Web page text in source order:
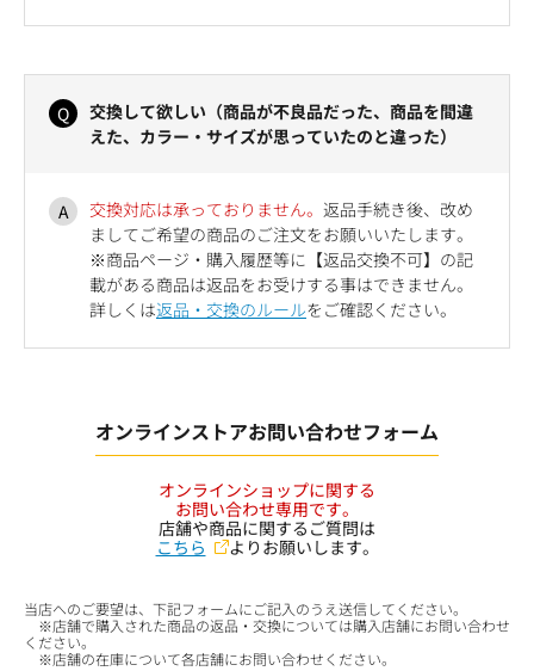
交換して欲しい（商品が不良品だった、商品を間違
えた、カラー・サイズが思っていたのと違った）
交換対応は承っておりません。 返品手続き後、改め
ましてご希望の商品のご注文をお願いいたします。
※商品ページ・購入履歴等に【返品交換不可】の記
載がある商品は返品をお受けする事はできません。
詳しくは返品・交換のルールをご確認ください。
オンラインストアお問い合わせフォーム
オンラインショップに関する
お問い合わせ専用です。
店舗や商品に関するご質問は
こちら
よりお願いします。
当店へのご要望は、下記フォームにご記入のうえ送信してください。
※店舗で購入された商品の返品・交換については購入店舗にお問い合わせ
ください。
※店舗の在庫について各店舗にお問い合わせください。